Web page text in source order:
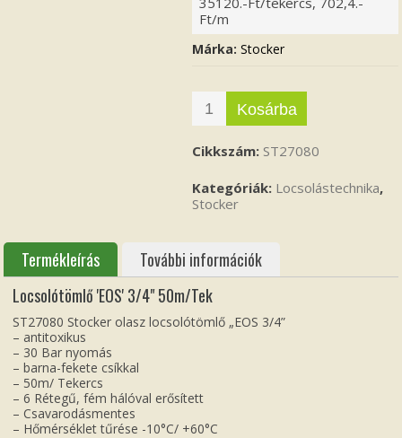
Ft/m
Márka:Stocker
Kosárba
Cikkszám: ST27080
Kategóriák: Locsolástechnika,
Stocker
Termékleírás
További információk
Locsolótömlő 'EOS' 3/4" 50m/Tek
ST27080 Stocker olasz locsolótömlő „EOS 3/4”
– antitoxikus
– 30 Bar nyomás
– barna-fekete csíkkal
– 50m/ Tekercs
– 6 Rétegű, fém hálóval erősített
– Csavarodásmentes
– Hőmérséklet tűrése -10°C/ +60°C